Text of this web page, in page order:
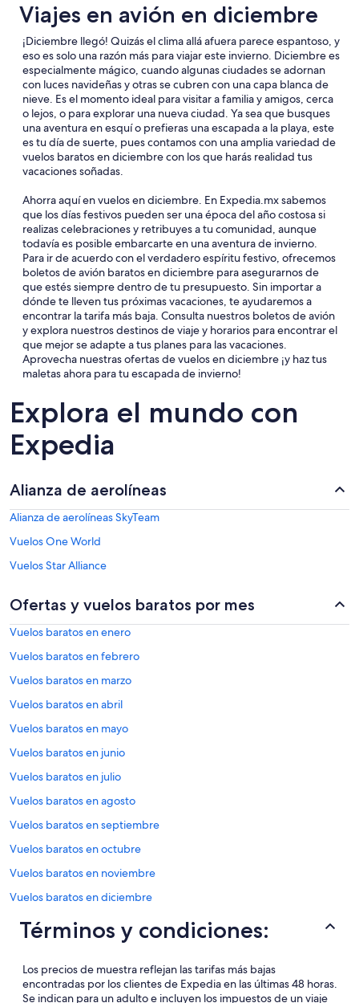
Viajes en avión en diciembre
¡Diciembre llegó! Quizás el clima allá afuera parece espantoso, y
eso es solo una razón más para viajar este invierno. Diciembre es
especialmente mágico, cuando algunas ciudades se adornan
con luces navideñas y otras se cubren con una capa blanca de
nieve. Es el momento ideal para visitar a familia y amigos, cerca
o lejos, o para explorar una nueva ciudad. Ya sea que busques
una aventura en esquí o prefieras una escapada a la playa, este
es tu día de suerte, pues contamos con una amplia variedad de
vuelos baratos en diciembre con los que harás realidad tus
vacaciones soñadas.
Ahorra aquí en vuelos en diciembre. En Expedia.mx sabemos
que los días festivos pueden ser una época del año costosa si
realizas celebraciones y retribuyes a tu comunidad, aunque
todavía es posible embarcarte en una aventura de invierno.
Para ir de acuerdo con el verdadero espíritu festivo, ofrecemos
boletos de avión baratos en diciembre para asegurarnos de
que estés siempre dentro de tu presupuesto. Sin importar a
dónde te lleven tus próximas vacaciones, te ayudaremos a
encontrar la tarifa más baja. Consulta nuestros boletos de avión
y explora nuestros destinos de viaje y horarios para encontrar el
que mejor se adapte a tus planes para las vacaciones.
Aprovecha nuestras ofertas de vuelos en diciembre ¡y haz tus
maletas ahora para tu escapada de invierno!
Explora el mundo con
Expedia
Alianza de aerolíneas
Alianza de aerolíneas SkyTeam
Vuelos One World
Vuelos Star Alliance
Ofertas y vuelos baratos por mes
Vuelos baratos en enero
Vuelos baratos en febrero
Vuelos baratos en marzo
Vuelos baratos en abril
Vuelos baratos en mayo
Vuelos baratos en junio
Vuelos baratos en julio
Vuelos baratos en agosto
Vuelos baratos en septiembre
Vuelos baratos en octubre
Vuelos baratos en noviembre
Vuelos baratos en diciembre
Términos y condiciones:
Los precios de muestra reflejan las tarifas más bajas
encontradas por los clientes de Expedia en las últimas 48 horas.
Se indican para un adulto e incluyen los impuestos de un viaje